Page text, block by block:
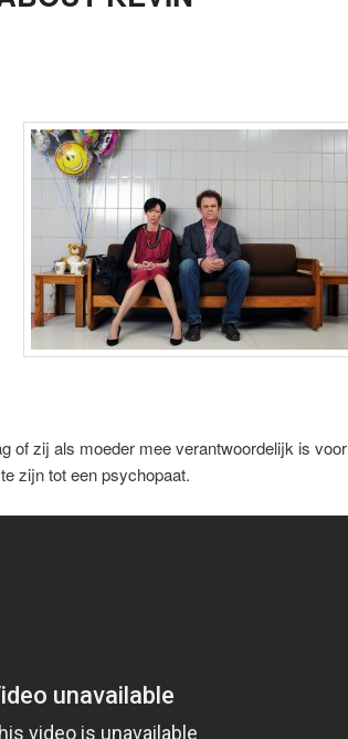
of zij als moeder mee verantwoordelijk is voor
zijn tot een psychopaat.